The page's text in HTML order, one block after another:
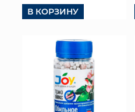
В КОРЗИНУ